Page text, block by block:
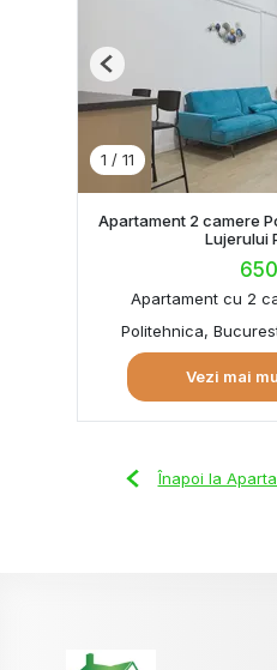
1 / 11
Previous
Apartament 2 camere
Lujerului
Apartament cu 2
Politehnica,
Vezi mai
Înapoi la